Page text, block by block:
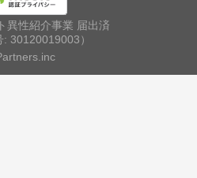
異性紹介事業 届出済
: 30120019003）